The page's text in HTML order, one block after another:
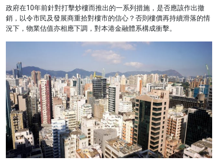
政府在10年前針對打擊炒樓而推出的一系列措施，是否應該作出撤
銷，以令市民及發展商重拾對樓市的信心？否則樓價再持續滑落的情
況下，物業估值亦相應下調，對本港金融體系構成衝擊。